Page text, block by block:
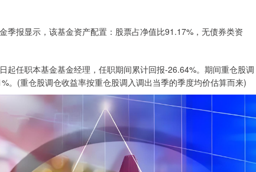
季报显示，该基金资产配置：股票占净值比91.17%，无债券类资
起任职本基金基金经理，任职期间累计回报-26.64%。期间重仓股调
。(重仓股调仓收益率按重仓股调入调出当季的季度均价估算而来)